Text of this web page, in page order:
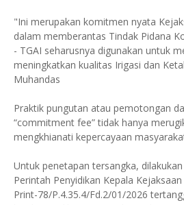
"Ini merupakan komitmen nyata
dalam memberantas Tindak Pidana
- TGAI seharusnya digunakan untuk
meningkatkan kualitas Irigasi dan
Muhandas
Praktik pungutan atau pemotongan
“commitment fee” tidak hanya
mengkhianati kepercayaan
Untuk penetapan tersangka,
Perintah Penyidikan Kepala
Print-78/P.4.35.4/Fd.2/01/2026